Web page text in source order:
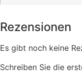
Rezensionen
Es gibt noch keine
Schreiben Sie die